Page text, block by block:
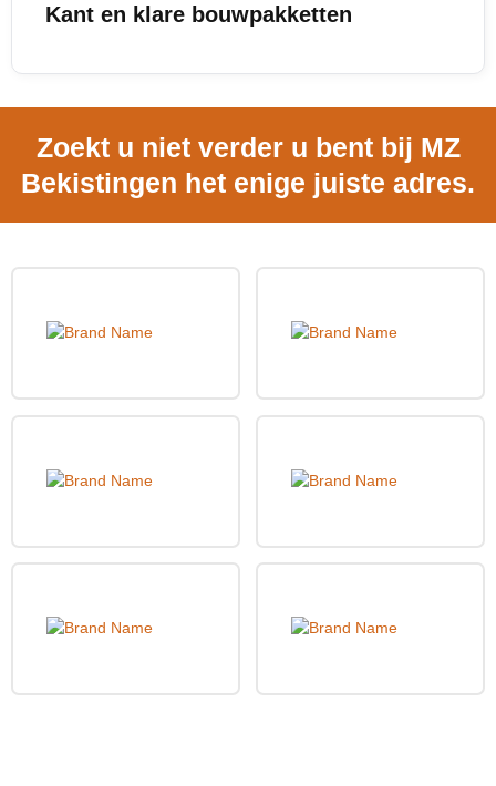
Kant en klare bouwpakketten
Zoekt u niet verder u bent bij MZ
Bekistingen het enige juiste adres.